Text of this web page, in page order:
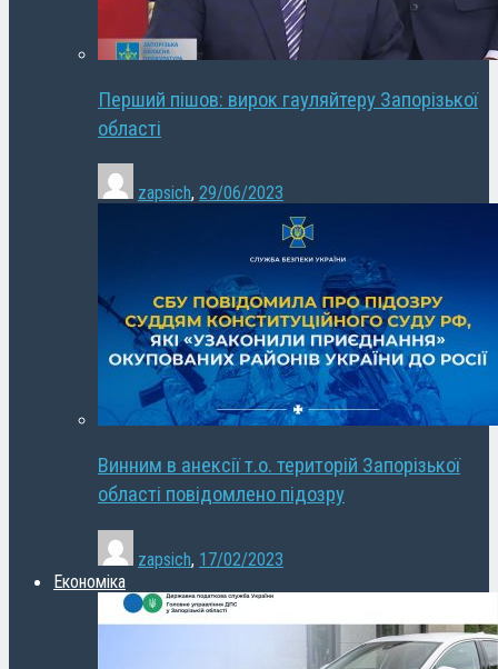
Перший пішов: вирок гауляйтеру Запорізької
області
zapsich, 29/06/2023
Винним в анексії т.о. територій Запорізької
області повідомлено підозру
zapsich, 17/02/2023
Економіка